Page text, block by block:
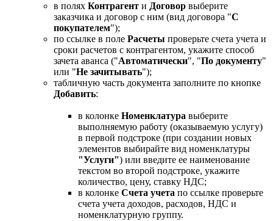
в полях Контрагент и Договор выберите
заказчика и договор с ним (вид договора "С
покупателем");
по ссылке в поле Расчеты проверьте счета учета и
сроки расчетов с контрагентом, укажите способ
зачета аванса ("Автоматически", "По документу"
или "Не зачитывать");
табличную часть документа заполните по кнопке
Добавить:
в колонке Номенклатура выберите
выполняемую работу (оказываемую услугу)
в первой подстроке (при создании новых
элементов выбирайте вид номенклатуры
"Услуги") или введите ее наименование
текстом во второй подстроке, укажите
количество, цену, ставку НДС;
в колонке Счета учета по ссылке проверьте
счета учета доходов, расходов, НДС и
номенклатурную группу.